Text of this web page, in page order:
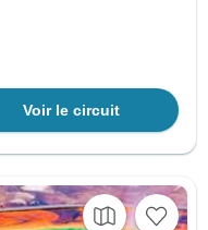
Voir le circuit